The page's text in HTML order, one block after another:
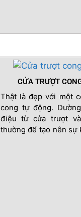
CỬA TRƯỢT
Thật là đẹp với một
cong tự động.
điệu từ cửa trượt
thường để tạo nên sự